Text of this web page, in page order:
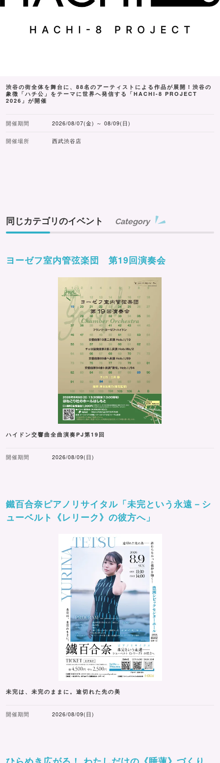
渋谷の街全体を舞台に、88名のアーティストによる作品が展開！渋谷の
象徴「ハチ公」をテーマに世界へ発信する「HACHI-8 PROJECT
2026」が開催
開催期間 2026/08/07(金) ～ 08/09(日)
開催場所 西武渋谷店
同じカテゴリのイベント Category
ヨーゼフ室内管弦楽団 第19回演奏会
ハイドン交響曲全曲演奏PJ第19回
開催期間 2026/08/09(日)
鐵百合奈ピアノリサイタル「未完という永遠－シ
ューベルト《レリーク》の彼方へ」
未完は、未完のままに。途切れた先の美
開催期間 2026/08/09(日)